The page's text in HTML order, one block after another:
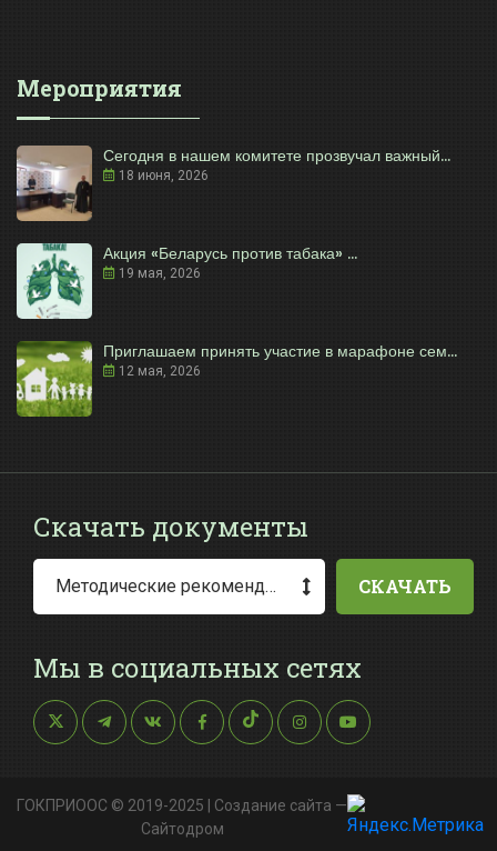
Мероприятия
Сегодня в нашем комитете прозвучал важный...
18 июня, 2026
Акция «Беларусь против табака» ...
19 мая, 2026
Приглашаем принять участие в марафоне сем...
12 мая, 2026
Скачать документы
Методические рекомендации по заполнению заявления о выдаче разрешения на специальное водопользование СКАЧАТЬ
Мы в социальных сетях
ГОКПРИООС © 2019-2025 | Создание сайта —
Сайтодром